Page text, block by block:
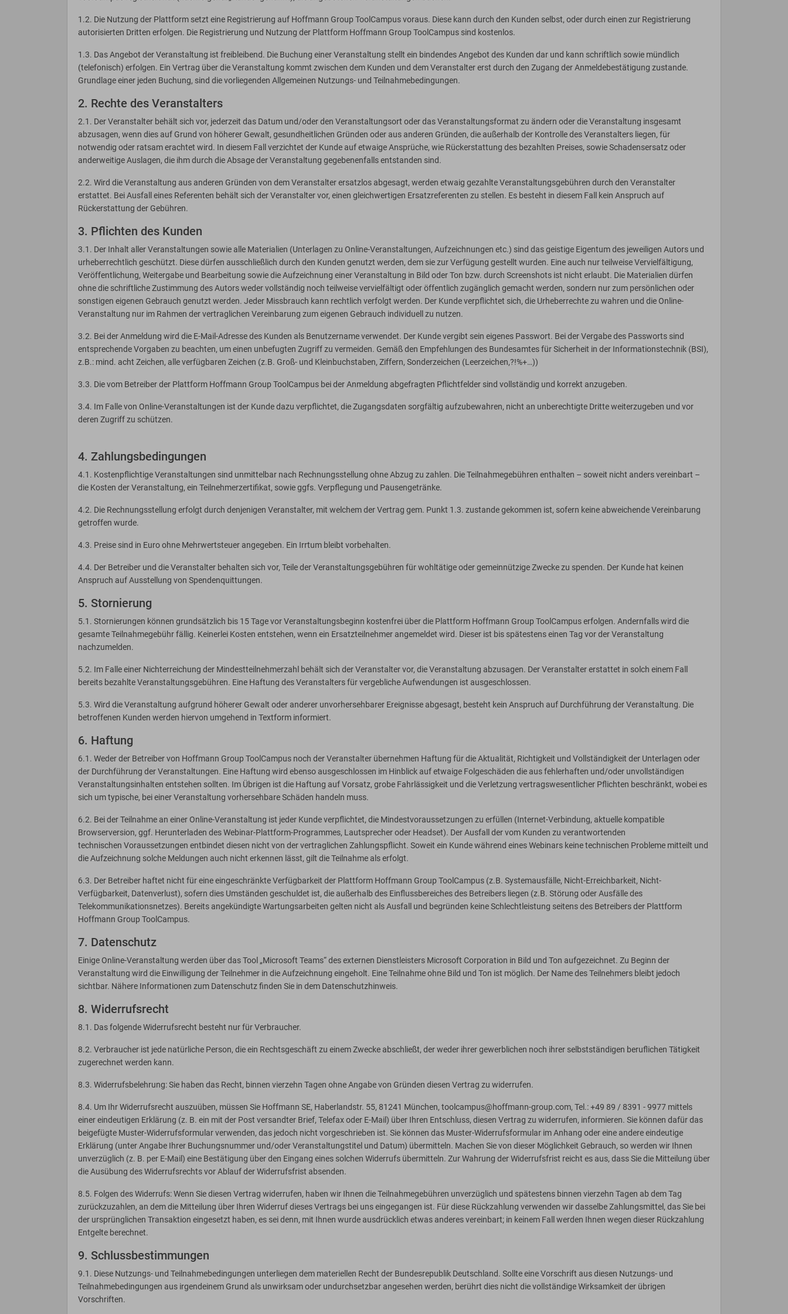
1.2. Die Nutzung der Plattform setzt eine Registrierung auf Hoffmann Group ToolCampus voraus. Diese kann durch den Kunden selbst, oder durch einen zur Registrierung
autorisierten Dritten erfolgen. Die Registrierung und Nutzung der Plattform Hoffmann Group ToolCampus sind kostenlos.
1.3. Das Angebot der Veranstaltung ist freibleibend. Die Buchung einer Veranstaltung stellt ein bindendes Angebot des Kunden dar und kann schriftlich sowie mündlich
(telefonisch) erfolgen. Ein Vertrag über die Veranstaltung kommt zwischen dem Kunden und dem Veranstalter erst durch den Zugang der Anmeldebestätigung zustande.
Grundlage einer jeden Buchung, sind die vorliegenden Allgemeinen Nutzungs- und Teilnahmebedingungen.
2. Rechte des Veranstalters
2.1. Der Veranstalter behält sich vor, jederzeit das Datum und/oder den Veranstaltungsort oder das Veranstaltungsformat zu ändern oder die Veranstaltung insgesamt
abzusagen, wenn dies auf Grund von höherer Gewalt, gesundheitlichen Gründen oder aus anderen Gründen, die außerhalb der Kontrolle des Veranstalters liegen, für
notwendig oder ratsam erachtet wird. In diesem Fall verzichtet der Kunde auf etwaige Ansprüche, wie Rückerstattung des bezahlten Preises, sowie Schadensersatz oder
anderweitige Auslagen, die ihm durch die Absage der Veranstaltung gegebenenfalls entstanden sind.
2.2. Wird die Veranstaltung aus anderen Gründen von dem Veranstalter ersatzlos abgesagt, werden etwaig gezahlte Veranstaltungsgebühren durch den Veranstalter
erstattet. Bei Ausfall eines Referenten behält sich der Veranstalter vor, einen gleichwertigen Ersatzreferenten zu stellen. Es besteht in diesem Fall kein Anspruch auf
Rückerstattung der Gebühren.
3. Pflichten des Kunden
3.1. Der Inhalt aller Veranstaltungen sowie alle Materialien (Unterlagen zu Online-Veranstaltungen, Aufzeichnungen etc.) sind das geistige Eigentum des jeweiligen Autors und
urheberrechtlich geschützt. Diese dürfen ausschließlich durch den Kunden genutzt werden, dem sie zur Verfügung gestellt wurden. Eine auch nur teilweise Vervielfältigung,
Veröffentlichung, Weitergabe und Bearbeitung sowie die Aufzeichnung einer Veranstaltung in Bild oder Ton bzw. durch Screenshots ist nicht erlaubt. Die Materialien dürfen
ohne die schriftliche Zustimmung des Autors weder vollständig noch teilweise vervielfältigt oder öffentlich zugänglich gemacht werden, sondern nur zum persönlichen oder
sonstigen eigenen Gebrauch genutzt werden. Jeder Missbrauch kann rechtlich verfolgt werden. Der Kunde verpflichtet sich, die Urheberrechte zu wahren und die Online-
Veranstaltung nur im Rahmen der vertraglichen Vereinbarung zum eigenen Gebrauch individuell zu nutzen.
3.2. Bei der Anmeldung wird die E-Mail-Adresse des Kunden als Benutzername verwendet. Der Kunde vergibt sein eigenes Passwort. Bei der Vergabe des Passworts sind
entsprechende Vorgaben zu beachten, um einen unbefugten Zugriff zu vermeiden. Gemäß den Empfehlungen des Bundesamtes für Sicherheit in der Informationstechnik (BSI),
z.B.: mind. acht Zeichen, alle verfügbaren Zeichen (z.B. Groß- und Kleinbuchstaben, Ziffern, Sonderzeichen (Leerzeichen,?!%+…))
3.3. Die vom Betreiber der Plattform Hoffmann Group ToolCampus bei der Anmeldung abgefragten Pflichtfelder sind vollständig und korrekt anzugeben.
3.4. Im Falle von Online-Veranstaltungen ist der Kunde dazu verpflichtet, die Zugangsdaten sorgfältig aufzubewahren, nicht an unberechtigte Dritte weiterzugeben und vor
deren Zugriff zu schützen.
4. Zahlungsbedingungen
4.1. Kostenpflichtige Veranstaltungen sind unmittelbar nach Rechnungsstellung ohne Abzug zu zahlen. Die Teilnahmegebühren enthalten – soweit nicht anders vereinbart –
die Kosten der Veranstaltung, ein Teilnehmerzertifikat, sowie ggfs. Verpflegung und Pausengetränke.
4.2. Die Rechnungsstellung erfolgt durch denjenigen Veranstalter, mit welchem der Vertrag gem. Punkt 1.3. zustande gekommen ist, sofern keine abweichende Vereinbarung
getroffen wurde.
4.3. Preise sind in Euro ohne Mehrwertsteuer angegeben. Ein Irrtum bleibt vorbehalten.
4.4. Der Betreiber und die Veranstalter behalten sich vor, Teile der Veranstaltungsgebühren für wohltätige oder gemeinnützige Zwecke zu spenden. Der Kunde hat keinen
Anspruch auf Ausstellung von Spendenquittungen.
5. Stornierung
5.1. Stornierungen können grundsätzlich bis 15 Tage vor Veranstaltungsbeginn kostenfrei über die Plattform Hoffmann Group ToolCampus erfolgen. Andernfalls wird die
gesamte Teilnahmegebühr fällig. Keinerlei Kosten entstehen, wenn ein Ersatzteilnehmer angemeldet wird. Dieser ist bis spätestens einen Tag vor der Veranstaltung
nachzumelden.
5.2. Im Falle einer Nichterreichung der Mindestteilnehmerzahl behält sich der Veranstalter vor, die Veranstaltung abzusagen. Der Veranstalter erstattet in solch einem Fall
bereits bezahlte Veranstaltungsgebühren. Eine Haftung des Veranstalters für vergebliche Aufwendungen ist ausgeschlossen.
5.3. Wird die Veranstaltung aufgrund höherer Gewalt oder anderer unvorhersehbarer Ereignisse abgesagt, besteht kein Anspruch auf Durchführung der Veranstaltung. Die
betroffenen Kunden werden hiervon umgehend in Textform informiert.
6. Haftung
6.1. Weder der Betreiber von Hoffmann Group ToolCampus noch der Veranstalter übernehmen Haftung für die Aktualität, Richtigkeit und Vollständigkeit der Unterlagen oder
der Durchführung der Veranstaltungen. Eine Haftung wird ebenso ausgeschlossen im Hinblick auf etwaige Folgeschäden die aus fehlerhaften und/oder unvollständigen
Veranstaltungsinhalten entstehen sollten. Im Übrigen ist die Haftung auf Vorsatz, grobe Fahrlässigkeit und die Verletzung vertragswesentlicher Pflichten beschränkt, wobei es
sich um typische, bei einer Veranstaltung vorhersehbare Schäden handeln muss.
6.2. Bei der Teilnahme an einer Online-Veranstaltung ist jeder Kunde verpflichtet, die Mindestvoraussetzungen zu erfüllen (Internet-Verbindung, aktuelle kompatible
Browserversion, ggf. Herunterladen des Webinar-Plattform-Programmes, Lautsprecher oder Headset). Der Ausfall der vom Kunden zu verantwortenden
technischen Voraussetzungen entbindet diesen nicht von der vertraglichen Zahlungspflicht. Soweit ein Kunde während eines Webinars keine technischen Probleme mitteilt und
die Aufzeichnung solche Meldungen auch nicht erkennen lässt, gilt die Teilnahme als erfolgt.
6.3. Der Betreiber haftet nicht für eine eingeschränkte Verfügbarkeit der Plattform Hoffmann Group ToolCampus (z.B. Systemausfälle, Nicht-Erreichbarkeit, Nicht-
Verfügbarkeit, Datenverlust), sofern dies Umständen geschuldet ist, die außerhalb des Einflussbereiches des Betreibers liegen (z.B. Störung oder Ausfälle des
Telekommunikationsnetzes). Bereits angekündigte Wartungsarbeiten gelten nicht als Ausfall und begründen keine Schlechtleistung seitens des Betreibers der Plattform
Hoffmann Group ToolCampus.
7. Datenschutz
Einige Online-Veranstaltung werden über das Tool „Microsoft Teams“ des externen Dienstleisters Microsoft Corporation in Bild und Ton aufgezeichnet. Zu Beginn der
Veranstaltung wird die Einwilligung der Teilnehmer in die Aufzeichnung eingeholt. Eine Teilnahme ohne Bild und Ton ist möglich. Der Name des Teilnehmers bleibt jedoch
sichtbar. Nähere Informationen zum Datenschutz finden Sie in dem Datenschutzhinweis.
8. Widerrufsrecht
8.1. Das folgende Widerrufsrecht besteht nur für Verbraucher.
8.2. Verbraucher ist jede natürliche Person, die ein Rechtsgeschäft zu einem Zwecke abschließt, der weder ihrer gewerblichen noch ihrer selbstständigen beruflichen Tätigkeit
zugerechnet werden kann.
8.3. Widerrufsbelehrung: Sie haben das Recht, binnen vierzehn Tagen ohne Angabe von Gründen diesen Vertrag zu widerrufen.
8.4. Um Ihr Widerrufsrecht auszuüben, müssen Sie Hoffmann SE, Haberlandstr. 55, 81241 München, toolcampus@hoffmann-group.com, Tel.: +49 89 / 8391 - 9977 mittels
einer eindeutigen Erklärung (z. B. ein mit der Post versandter Brief, Telefax oder E-Mail) über Ihren Entschluss, diesen Vertrag zu widerrufen, informieren. Sie können dafür das
beigefügte Muster-Widerrufsformular verwenden, das jedoch nicht vorgeschrieben ist. Sie können das Muster-Widerrufsformular im Anhang oder eine andere eindeutige
Erklärung (unter Angabe Ihrer Buchungsnummer und/oder Veranstaltungstitel und Datum) übermitteln. Machen Sie von dieser Möglichkeit Gebrauch, so werden wir Ihnen
unverzüglich (z. B. per E-Mail) eine Bestätigung über den Eingang eines solchen Widerrufs übermitteln. Zur Wahrung der Widerrufsfrist reicht es aus, dass Sie die Mitteilung über
die Ausübung des Widerrufsrechts vor Ablauf der Widerrufsfrist absenden.
8.5. Folgen des Widerrufs: Wenn Sie diesen Vertrag widerrufen, haben wir Ihnen die Teilnahmegebühren unverzüglich und spätestens binnen vierzehn Tagen ab dem Tag
zurückzuzahlen, an dem die Mitteilung über Ihren Widerruf dieses Vertrags bei uns eingegangen ist. Für diese Rückzahlung verwenden wir dasselbe Zahlungsmittel, das Sie bei
der ursprünglichen Transaktion eingesetzt haben, es sei denn, mit Ihnen wurde ausdrücklich etwas anderes vereinbart; in keinem Fall werden Ihnen wegen dieser Rückzahlung
Entgelte berechnet.
9. Schlussbestimmungen
9.1. Diese Nutzungs- und Teilnahmebedingungen unterliegen dem materiellen Recht der Bundesrepublik Deutschland. Sollte eine Vorschrift aus diesen Nutzungs- und
Teilnahmebedingungen aus irgendeinem Grund als unwirksam oder undurchsetzbar angesehen werden, berührt dies nicht die vollständige Wirksamkeit der übrigen
Vorschriften.